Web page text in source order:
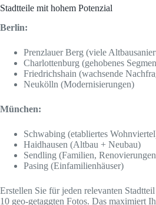
Stadtteile mit hohem Potenzial
Berlin:
Prenzlauer Berg (viele
Charlottenburg (gehobenes
Friedrichshain (wachsende
Neukölln (Modernisierungen)
München:
Schwabing (etabliertes
Haidhausen (Altbau + Neubau)
Sendling (Familien,
Pasing (Einfamilienhäuser)
Erstellen Sie für jeden relevanten
10 geo-getaggten Fotos. Das maximiert